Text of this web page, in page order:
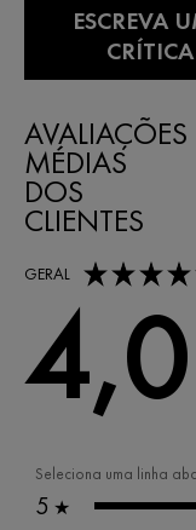
ESCREVA
CRÍTICA
Seleciona uma linha
5 ★
AVALIAÇÕES
MÉDIAS
DOS
CLIENTES
GERAL
4,0 out of 5 stars
4,0